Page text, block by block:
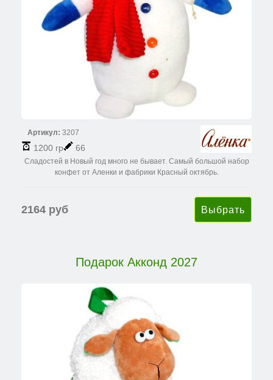
Артикул: 3207
1200 гр 66
Сладостей в Новый год много не бывает. Самый большой набор
конфет от Аленки и фабрики Красный октябрь.
2164 руб
Подарок Акконд 2027